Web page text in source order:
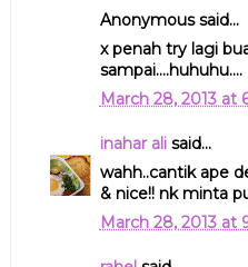
Anonymous said...
x penah try lagi
sampai....huhuhu....
March 28, 2013 at
inahar alisaid...
wahh..cantik ape
& nice!! nk minta
March 28, 2013 at